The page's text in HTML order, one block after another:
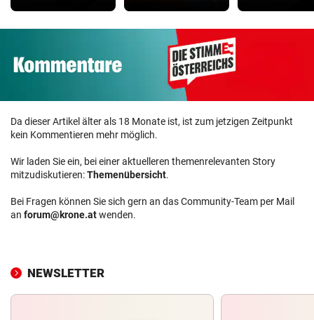
Da dieser Artikel älter als 18 Monate ist, ist zum jetzigen Zeitpunkt
kein Kommentieren mehr möglich.
Wir laden Sie ein, bei einer aktuelleren themenrelevanten Story
mitzudiskutieren:Themenübersicht.
Bei Fragen können Sie sich gern an das Community-Team per Mail
an forum@krone.atwenden.
NEWSLETTER